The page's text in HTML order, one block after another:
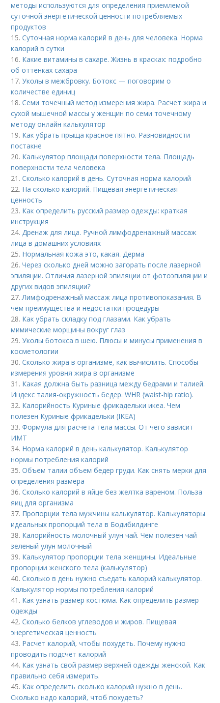
методы используются для определения приемлемой
суточной энергетической ценности потребляемых
продуктов
15.Суточная норма калорий в день для человека. Норма
калорий в сутки
16. Какие витамины в сахаре. Жизнь в красках: подробно
об оттенках сахара
17.Уколы в межбровку. Ботокс — поговорим о
количестве единиц
18.Семи точечный метод измерения жира. Расчет жира и
сухой мышечной массы у женщин по семи точечному
методу онлайн калькулятор
19. Как убрать прыща красное пятно. Разновидности
постакне
20. Калькулятор площади поверхности тела. Площадь
поверхности тела человека
21.Сколько калорий в день. Суточная норма калорий
22. На сколько калорий. Пищевая энергетическая
ценность
23. Как определить русский размер одежды: краткая
инструкция
24.Дренаж для лица. Ручной лимфодренажный массаж
лица в домашних условиях
25. Нормальная кожа это, какая. Дерма
26.Через сколько дней можно загорать после лазерной
эпиляции. Отличия лазерной эпиляции от фотоэпиляции и
других видов эпиляции?
27.Лимфодренажный массаж лица противопоказания. В
чём преимущества и недостатки процедуры
28. Как убрать складку под глазами. Как убрать
мимические морщины вокруг глаз
29.Уколы ботокса в шею. Плюсы и минусы применения в
косметологии
30.Сколько жира в организме, как вычислить. Способы
измерения уровня жира в организме
31. Какая должна быть разница между бедрами и талией.
Индекс талия-окружность бедер. WHR (waist-hip ratio).
32. Калорийность Куриные фрикадельки икеа. Чем
полезен Куриные фрикадельки (IKEA)
33.Формула для расчета тела массы. От чего зависит
ИМТ
34. Норма калорий в день калькулятор. Калькулятор
нормы потребления калорий
35.Объем талии объем бедер груди. Как снять мерки для
определения размера
36.Сколько калорий в яйце без желтка вареном. Польза
яиц для организма
37. Пропорции тела мужчины калькулятор. Калькуляторы
идеальных пропорций тела в Бодибилдинге
38. Калорийность молочный улун чай. Чем полезен чай
зеленый улун молочный
39. Калькулятор пропорции тела женщины. Идеальные
пропорции женского тела (калькулятор)
40.Сколько в день нужно съедать калорий калькулятор.
Калькулятор нормы потребления калорий
41. Как узнать размер костюма. Как определить размер
одежды
42.Сколько белков углеводов и жиров. Пищевая
энергетическая ценность
43. Расчет калорий, чтобы похудеть. Почему нужно
проводить подсчет калорий
44. Как узнать свой размер верхней одежды женской. Как
правильно себя измерить.
45. Как определить сколько калорий нужно в день.
Сколько надо калорий, чтоб похудеть?